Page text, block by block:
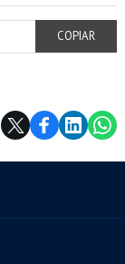
COPIAR